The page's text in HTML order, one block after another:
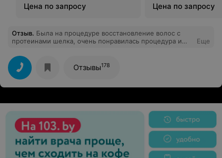
Цена по запросу
Цена по запросу
Отзыв. Была на процедуре восстановление волос с
протеинами шелка, очень понравилась процедура и
процедуру, а еще дала очень дельные советы по уходу
за волосами. Час провела с пользой. Спасибо.
Еще
Отзывы178